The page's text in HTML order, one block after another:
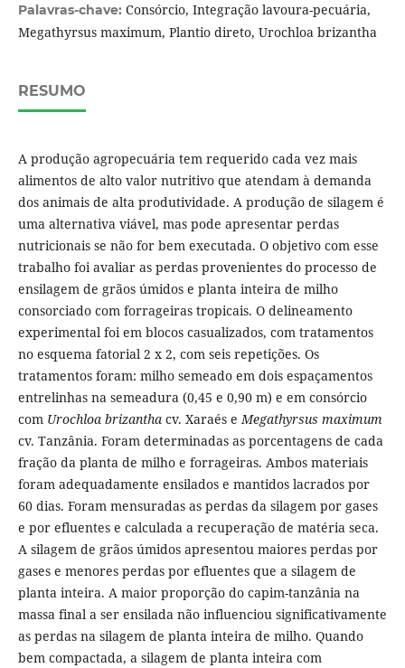
Palavras-chave: Consórcio, Integração lavoura-pecuária,
Megathyrsus maximum, Plantio direto, Urochloa brizantha
RESUMO
A produção agropecuária tem requerido cada vez mais
alimentos de alto valor nutritivo que atendam à demanda
dos animais de alta produtividade. A produção de silagem é
uma alternativa viável, mas pode apresentar perdas
nutricionais se não for bem executada. O objetivo com esse
trabalho foi avaliar as perdas provenientes do processo de
ensilagem de grãos úmidos e planta inteira de milho
consorciado com forrageiras tropicais. O delineamento
experimental foi em blocos casualizados, com tratamentos
no esquema fatorial 2 x 2, com seis repetições. Os
tratamentos foram: milho semeado em dois espaçamentos
entrelinhas na semeadura (0,45 e 0,90 m) e em consórcio
com Urochloa brizanthacv. Xaraés eMegathyrsus maximum
cv. Tanzânia. Foram determinadas as porcentagens de cada
fração da planta de milho e forrageiras. Ambos materiais
foram adequadamente ensilados e mantidos lacrados por
60 dias. Foram mensuradas as perdas da silagem por gases
e por efluentes e calculada a recuperação de matéria seca.
A silagem de grãos úmidos apresentou maiores perdas por
gases e menores perdas por efluentes que a silagem de
planta inteira. A maior proporção do capim-tanzânia na
massa final a ser ensilada não influenciou significativamente
as perdas na silagem de planta inteira de milho. Quando
bem compactada, a silagem de planta inteira com